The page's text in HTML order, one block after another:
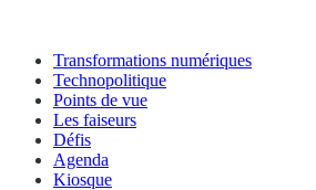
Transformations numériques
Technopolitique
Points de vue
Les faiseurs
Défis
Agenda
Kiosque